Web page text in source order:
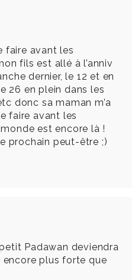
faire avant les
fils est allé à l’anniv
dernier, le 12 et en
26 en plein dans les
donc sa maman m’a
faire avant les
est encore là !
prochain peut-être ;)
Padawan deviendra
plus forte que